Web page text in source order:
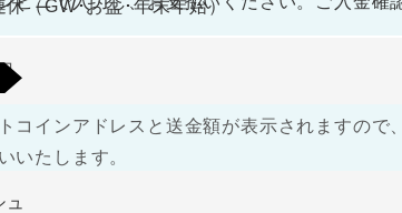
コインアドレスと送金額が表示されますので
いたします。
休（GW･お盆･年末年始）